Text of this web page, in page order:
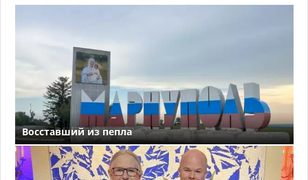
Восставший из пепла